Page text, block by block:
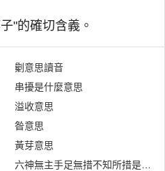
"的確切含義。
劖意思讀音
串擾是什麼意思
溢收意思
昝意思
黃芽意思
六神無主手足無措不知所措是什麼